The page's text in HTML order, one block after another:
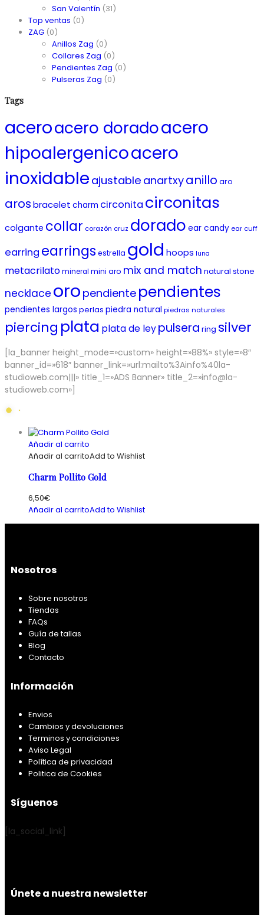
San Valentín (31)
Top ventas (0)
ZAG (0)
Anillos Zag (0)
Collares Zag (0)
Pendientes Zag (0)
Pulseras Zag (0)
Tags
aceroacero doradoacero
hipoalergenicoacero
inoxidable ajustable anartxyanillo aro
arosbracelet charm circonita circonitas
colgante collar corazón cruz dorado ear candy ear cuff
earring earrings estrella gold hoops luna
metacrilatomineral mini aro mix and match natural stone
necklace oro pendiente pendientes
pendientes largos perlas piedra natural piedras naturales
piercing plata plata de leypulsera ring silver
[la_banner height_mode=»custom» height=»88%» style=»8″
banner_id=»618″ banner_link=»url:mailto%3Ainfo%40la-
studioweb.com|||» title_1=»ADS Banner» title_2=»info@la-
studioweb.com»]
Añadir al carrito
Añadir al carritoAdd to Wishlist
Charm Pollito Gold
6,50€
Añadir al carritoAdd to Wishlist
Nosotros
Sobre nosotros
Tiendas
FAQs
Guía de tallas
Blog
Contacto
Información
Envios
Cambios y devoluciones
Terminos y condiciones
Aviso Legal
Política de privacidad
Politica de Cookies
Síguenos
[la_social_link]
Únete a nuestra newsletter